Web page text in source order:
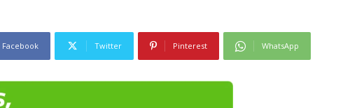
Facebook Twitter Pinterest WhatsApp